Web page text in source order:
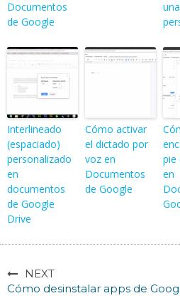
Documentos
de Google
Interlineado
(espaciado)
personalizado
en
documentos
de Google
Drive
Cómo activar
el dictado por
voz en
Documentos
de Google
pie
en
NEXT
Cómo desinstalar apps de